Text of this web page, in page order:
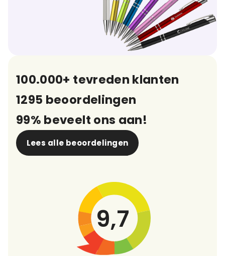
100.000+ tevreden klanten
1295 beoordelingen
99% beveelt ons aan!
Lees alle beoordelingen
9,7